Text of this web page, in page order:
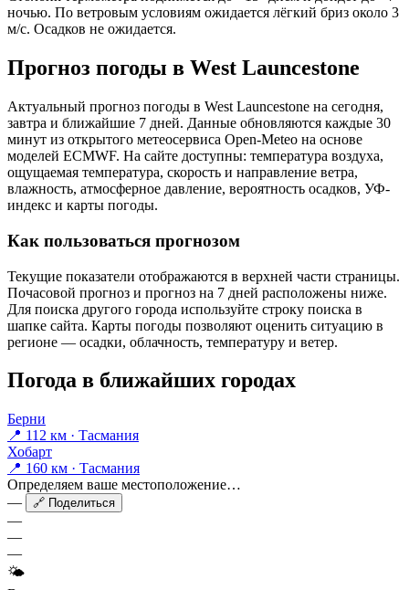
ночью. По ветровым условиям ожидается лёгкий бриз около 3
м/с. Осадков не ожидается.
Прогноз погоды в West Launcestonе
Актуальный прогноз погоды в West Launcestonе на сегодня,
завтра и ближайшие 7 дней. Данные обновляются каждые 30
минут из открытого метеосервиса Open-Meteo на основе
моделей ECMWF. На сайте доступны: температура воздуха,
ощущаемая температура, скорость и направление ветра,
влажность, атмосферное давление, вероятность осадков, УФ-
индекс и карты погоды.
Как пользоваться прогнозом
Текущие показатели отображаются в верхней части страницы.
Почасовой прогноз и прогноз на 7 дней расположены ниже.
Для поиска другого города используйте строку поиска в
шапке сайта. Карты погоды позволяют оценить ситуацию в
регионе — осадки, облачность, температуру и ветер.
Погода в ближайших городах
Берни
📍 112 км · Тасмания
Хобарт
📍 160 км · Тасмания
Определяем ваше местоположение…
—
🔗 Поделиться
—
—
—
🌤